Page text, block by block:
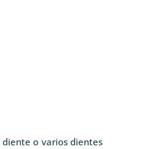
o varios dientes